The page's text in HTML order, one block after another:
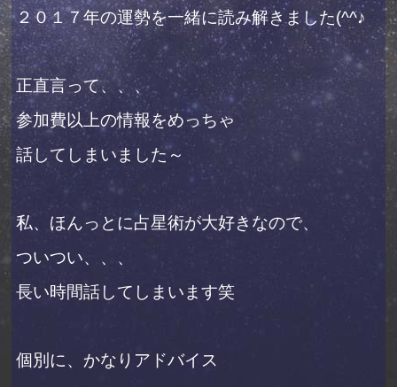
２０１７年の運勢を一緒に読み解きました(^^♪
正直言って、、、
参加費以上の情報をめっちゃ
話してしまいました～
私、ほんっとに占星術が大好きなので、
ついつい、、、
長い時間話してしまいます笑
個別に、かなりアドバイス